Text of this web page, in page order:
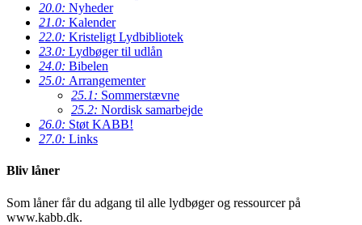
20.0: Nyheder
21.0: Kalender
22.0: Kristeligt Lydbibliotek
23.0: Lydbøger til udlån
24.0: Bibelen
25.0: Arrangementer
25.1: Sommerstævne
25.2: Nordisk samarbejde
26.0: Støt KABB!
27.0: Links
Bliv låner
Som låner får du adgang til alle lydbøger og ressourcer på
www.kabb.dk.